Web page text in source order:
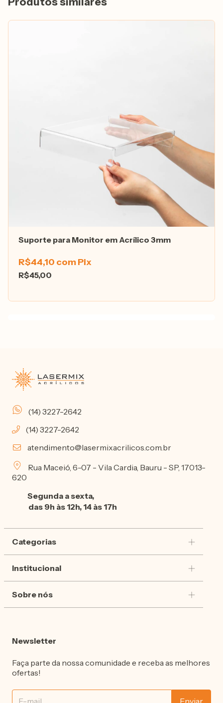
Suporte para Monitor em Acrílico 3mm
R$45,00
R$44,10 comPix
(14) 3227-2642
(14) 3227-2642
atendimento@lasermixacrilicos.com.br
Rua Maceió, 6-07 - Vila Cardia, Bauru - SP, 17013-
620
Segunda a sexta,
das 9h às 12h, 14 às 17h
Categorias
Institucional
Sobre nós
Newsletter
Faça parte da nossa comunidade e receba as melhores
ofertas!